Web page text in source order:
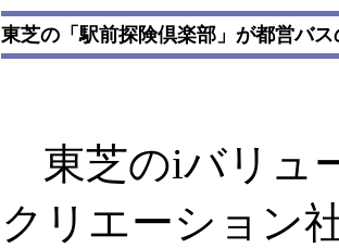
東芝の「駅前探険倶楽部」が都営バ
東芝のiバリュ
クリエーション